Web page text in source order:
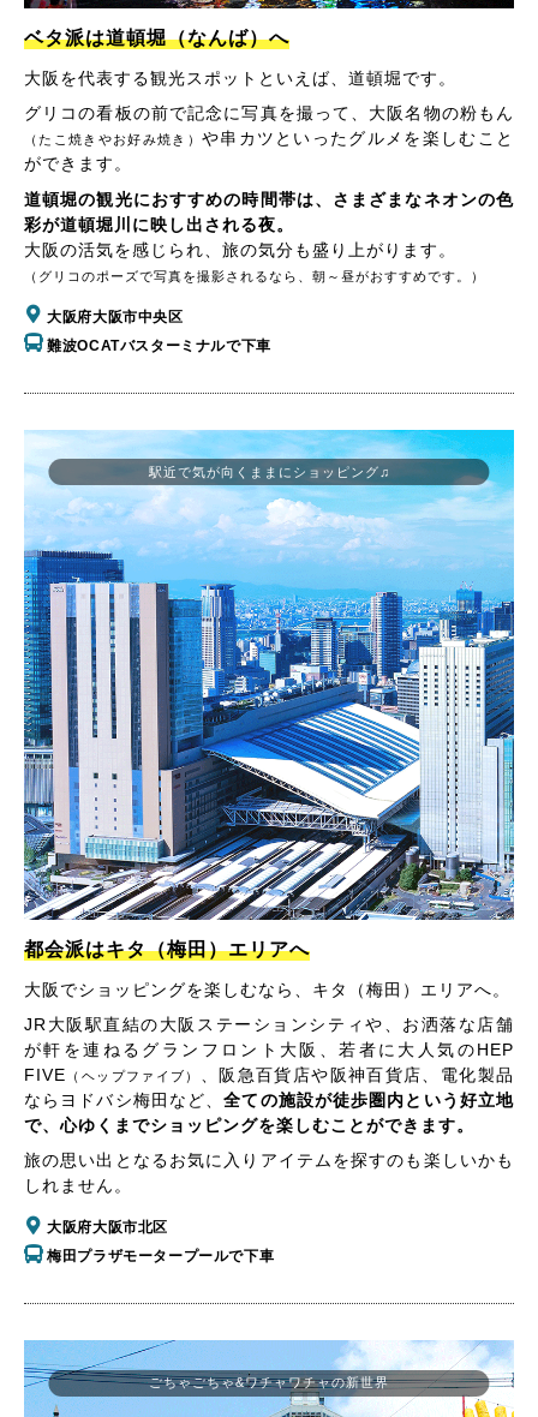
ベタ派は道頓堀（なんば）へ
大阪を代表する観光スポットといえば、道頓堀です。
グリコの看板の前で記念に写真を撮って、大阪名物の粉もん
（たこ焼きやお好み焼き） や串カツといったグルメを楽しむこと
ができます。
道頓堀の観光におすすめの時間帯は、さまざまなネオンの色
彩が道頓堀川に映し出される夜。
大阪の活気を感じられ、旅の気分も盛り上がります。
（グリコのポーズで写真を撮影されるなら、朝～昼がおすすめです。）
大阪府大阪市中央区
難波OCATバスターミナルで下車
都会派はキタ（梅田）エリアへ
大阪でショッピングを楽しむなら、キタ（梅田）エリアへ。
JR大阪駅直結の大阪ステーションシティや、お洒落な店舗
が軒を連ねるグランフロント大阪、若者に大人気のHEP
FIVE （ヘップファイブ）
、阪急百貨店や阪神百貨店、電化製品
ならヨドバシ梅田など、全ての施設が徒歩圏内という好立地
で、心ゆくまでショッピングを楽しむことができます。
旅の思い出となるお気に入りアイテムを探すのも楽しいかも
しれません。
大阪府大阪市北区
梅田プラザモータープールで下車
駅近で気が向くままにショッピング♫
ごちゃごちゃ&ワチャワチャの新世界